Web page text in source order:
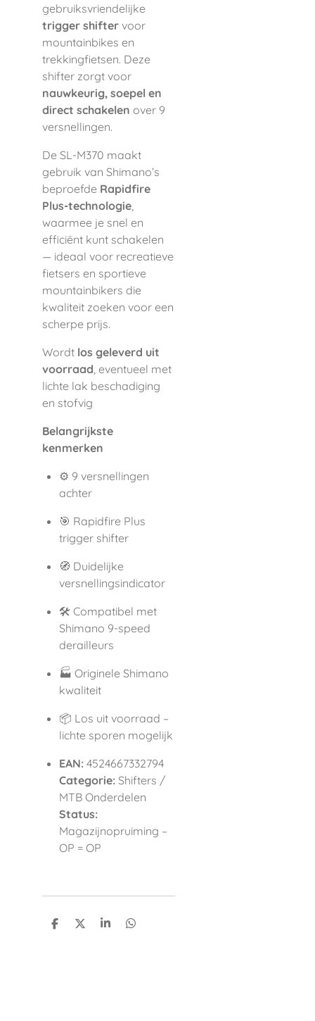
gebruiksvriendelijke
trigger shifter voor
mountainbikes en
trekkingfietsen. Deze
shifter zorgt voor
nauwkeurig, soepel en
direct schakelen over 9
versnellingen.
De SL-M370 maakt
gebruik van Shimano’s
beproefde Rapidfire
Plus-technologie
waarmee je snel en
efficiënt kunt schakelen
— ideaal voor recreatieve
fietsers en sportieve
mountainbikers die
kwaliteit zoeken voor een
scherpe prijs.
Wordt los geleverd uit
voorraad , eventueel met
lichte lak beschadiging
en stofvig
Belangrijkste
kenmerken
⚙️ 9 versnellingen
achter
🎯 Rapidfire Plus
trigger shifter
🧭 Duidelijke
versnellingsindicator
🛠 Compatibel met
Shimano 9-speed
derailleurs
🏭 Originele Shimano
kwaliteit
📦 Los uit voorraad –
lichte sporen mogelijk
EAN: 4524667332794
Categorie: Shifters /
MTB Onderdelen
Status:
Magazijnopruiming –
OP = OP
D
D
S
D